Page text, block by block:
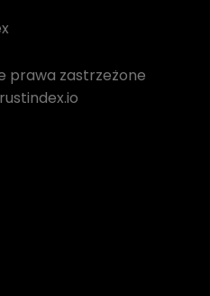
prawa zastrzeżone